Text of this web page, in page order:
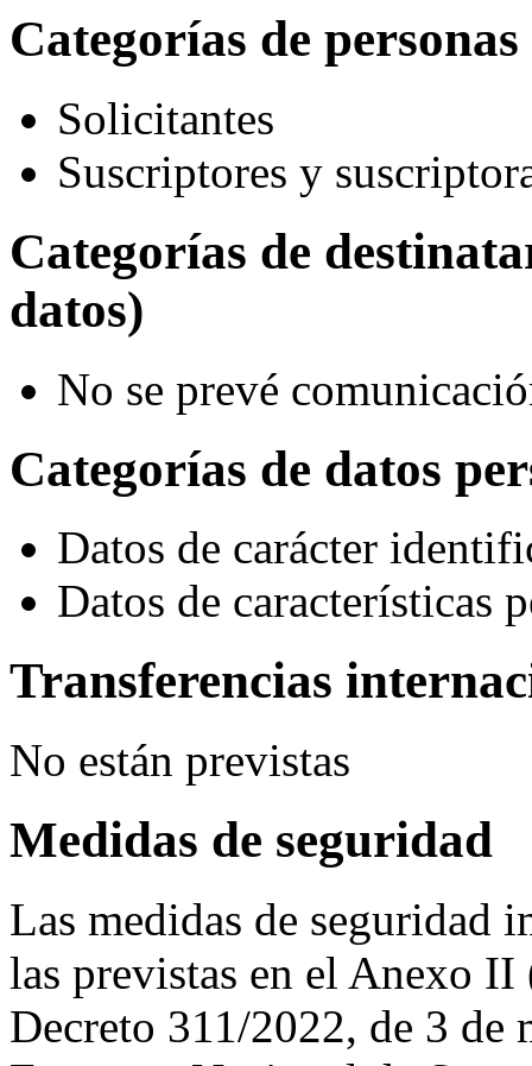
Categorías de
Solicitantes
Suscriptores y
Categorías de
datos)
No se prevé
Categorías de datos
Datos de carácter
Datos de características
Transferencias
No están previstas
Medidas de seguridad
Las medidas de seguridad
las previstas en el Anexo
Decreto 311/2022, de 3 de